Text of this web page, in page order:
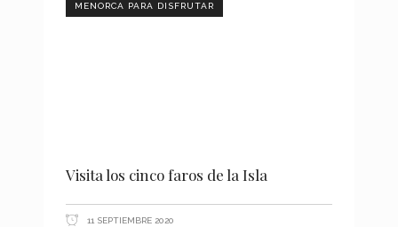
MENORCA PARA DISFRUTAR
Visita los cinco faros de la Isla
11 SEPTIEMBRE 2020